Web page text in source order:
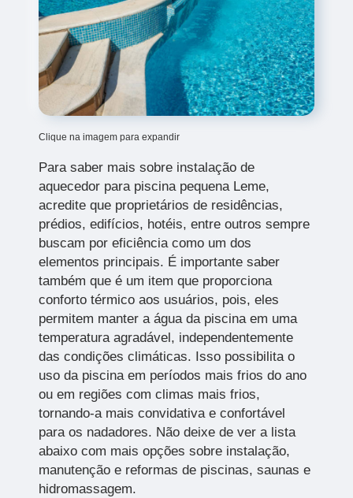
Clique na imagem para expandir
Para saber mais sobre instalação de
aquecedor para piscina pequena Leme,
acredite que proprietários de residências,
prédios, edifícios, hotéis, entre outros sempre
buscam por eficiência como um dos
elementos principais. É importante saber
também que é um item que proporciona
conforto térmico aos usuários, pois, eles
permitem manter a água da piscina em uma
temperatura agradável, independentemente
das condições climáticas. Isso possibilita o
uso da piscina em períodos mais frios do ano
ou em regiões com climas mais frios,
tornando-a mais convidativa e confortável
para os nadadores. Não deixe de ver a lista
abaixo com mais opções sobre instalação,
manutenção e reformas de piscinas, saunas e
hidromassagem.